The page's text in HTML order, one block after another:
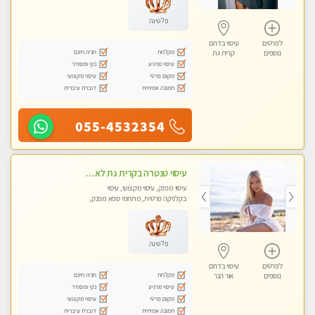
לפרטים
נוספים
עיסוי בדרום
קרית גת
פלטינה
מקלחת
חניה חינם
עיסוי מרגיע
נקי ומסודר
מקום פרטי
עיסוי מקצועי
תמונה אמיתית
דוברת עיברית
055-4532354
לפרטים
נוספים
עיסוי בדרום
אור הנר
עיסוי טנטרה בקרית גת לא מה שחשבת הרבה יותר ממה שדמיינת פרטי!!! Highly recommended
עיסוי מפנק, עיסוי מקצועי, עיסוי
בקלניקה פרטית, מתחמי ספא מפנק,
פלטינה
מקלחת
חניה חינם
עיסוי מרגיע
נקי ומסודר
מקום פרטי
עיסוי מקצועי
תמונה אמיתית
דוברת עיברית